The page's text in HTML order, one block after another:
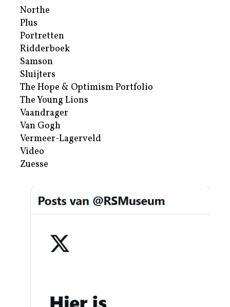
Northe
Plus
Portretten
Ridderboek
Samson
Sluijters
The Hope & Optimism Portfolio
The Young Lions
Vaandrager
Van Gogh
Vermeer-Lagerveld
Video
Zuesse